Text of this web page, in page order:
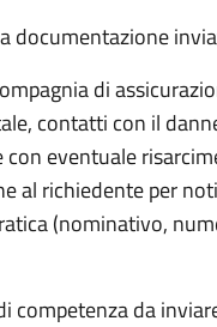
documentazione
di
contatti con il
eventuale
al richiedente per
(nominativo,
competenza da